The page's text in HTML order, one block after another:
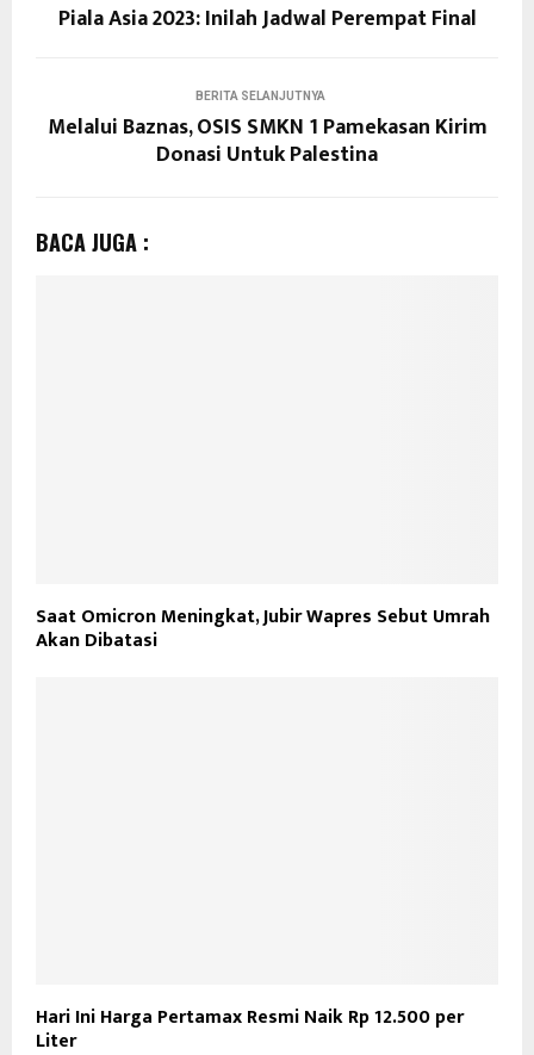
Piala Asia 2023: Inilah Jadwal Perempat Final
BERITA SELANJUTNYA
Melalui Baznas, OSIS SMKN 1 Pamekasan Kirim
Donasi Untuk Palestina
BACA JUGA :
Saat Omicron Meningkat, Jubir Wapres Sebut Umrah
Akan Dibatasi
Hari Ini Harga Pertamax Resmi Naik Rp 12.500 per
Liter